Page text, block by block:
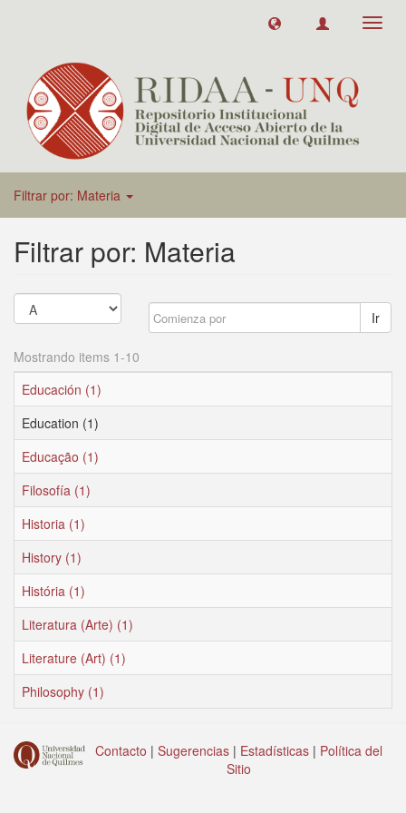
Filtrar por: Materia
Filtrar por: Materia
Ir
Mostrando items 1-10
Educación (1)
Education (1)
Educação (1)
Filosofía (1)
Historia (1)
History (1)
História (1)
Literatura (Arte) (1)
Literature (Art) (1)
Philosophy (1)
Contacto | Sugerencias | Estadísticas | Política del
Sitio